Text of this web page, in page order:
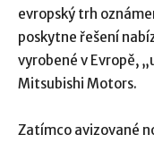
evropský trh
poskytne řešení
vyrobené v Evropě,
Mitsubishi Motors.
Zatímco avizované